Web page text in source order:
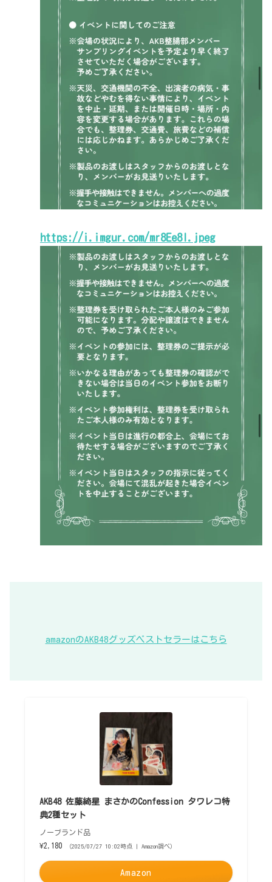
https://i.imgur.com/mr8Ee8l.jpeg
amazonのAKB48グッズベストセラーはこちら
AKB48 佐藤綺星 まさかのConfession タワレコ特
典2種セット
ノーブランド品
¥2,180
（2025/07/27 10:02時点 | Amazon調べ）
Amazon